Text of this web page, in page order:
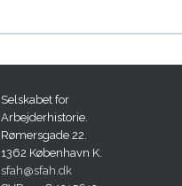
Selskabet for
Arbejderhistorie.
Rømersgade 22.
1362 København K.
sfah@sfah.dk